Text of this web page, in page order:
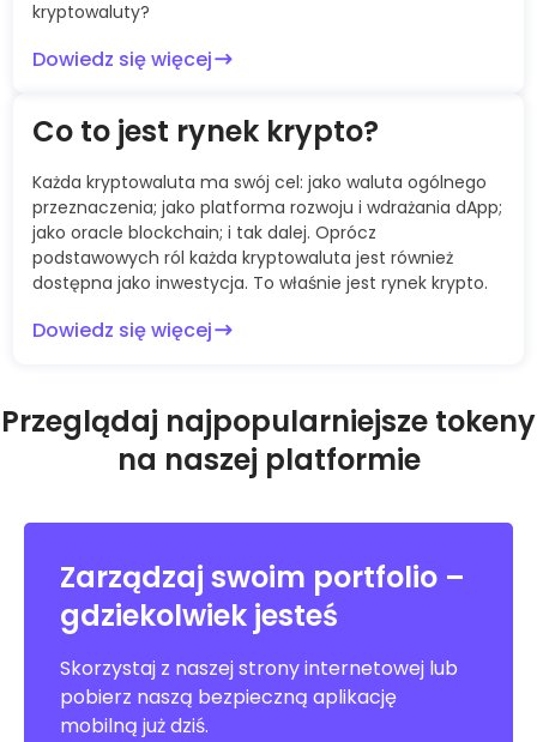
kryptowaluty?
Dowiedz się więcej
Co to jest rynek krypto?
Każda kryptowaluta ma swój cel: jako waluta ogólnego
przeznaczenia; jako platforma rozwoju i wdrażania dApp;
jako oracle blockchain; i tak dalej. Oprócz
podstawowych ról każda kryptowaluta jest również
dostępna jako inwestycja. To właśnie jest rynek krypto.
Dowiedz się więcej
Przeglądaj najpopularniejsze tokeny
na naszej platformie
Zarządzaj swoim portfolio –
gdziekolwiek jesteś
Skorzystaj z naszej strony internetowej lub
pobierz naszą bezpieczną aplikację
mobilną już dziś.